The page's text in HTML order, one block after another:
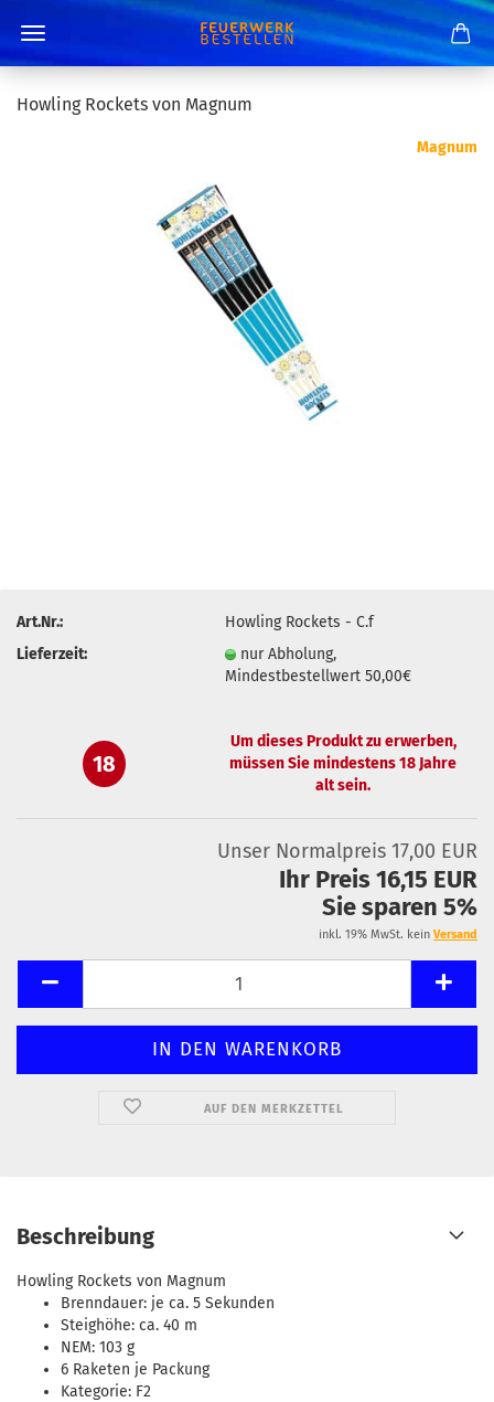
Howling Rockets von Magnum
Magnum
Art.Nr.:
Howling Rockets - C.f
Lieferzeit:
nur Abholung,
Mindestbestellwert 50,00€
18
Um dieses Produkt zu erwerben,
müssen Sie mindestens 18 Jahre
alt sein.
Unser Normalpreis 17,00 EUR
Ihr Preis 16,15 EUR
Sie sparen 5%
inkl. 19% MwSt. kein Versand
AUF DEN MERKZETTEL
Beschreibung
Howling Rockets von Magnum
Brenndauer: je ca. 5 Sekunden
Steighöhe: ca. 40 m
NEM: 103 g
6 Raketen je Packung
Kategorie: F2